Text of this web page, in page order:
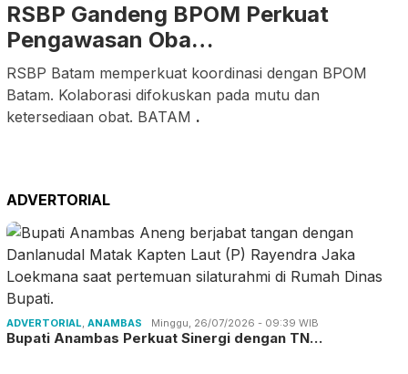
RSBP Gandeng BPOM Perkuat
Pengawasan Oba…
RSBP Batam memperkuat koordinasi dengan BPOM
Batam. Kolaborasi difokuskan pada mutu dan
ketersediaan obat. BATAM .
ADVERTORIAL
ADVERTORIAL, ANAMBAS Minggu, 26/07/2026 - 09:39 WIB
Bupati Anambas Perkuat Sinergi dengan TN…